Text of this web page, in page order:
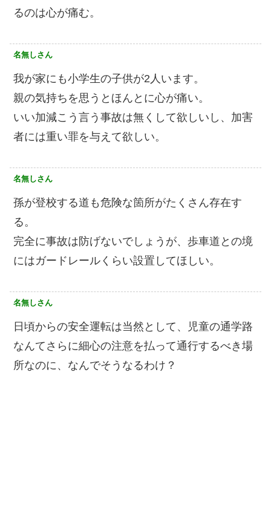
るのは心が痛む。
名無しさん
我が家にも小学生の子供が2人います。
親の気持ちを思うとほんとに心が痛い。
いい加減こう言う事故は無くして欲しいし、加害
者には重い罪を与えて欲しい。
名無しさん
孫が登校する道も危険な箇所がたくさん存在す
る。
完全に事故は防げないでしょうが、歩車道との境
にはガードレールくらい設置してほしい。
名無しさん
日頃からの安全運転は当然として、児童の通学路
なんてさらに細心の注意を払って通行するべき場
所なのに、なんでそうなるわけ？